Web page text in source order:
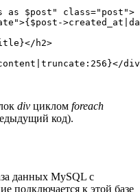
div циклом foreach
код).
данных MySQL с
подключается к этой базе